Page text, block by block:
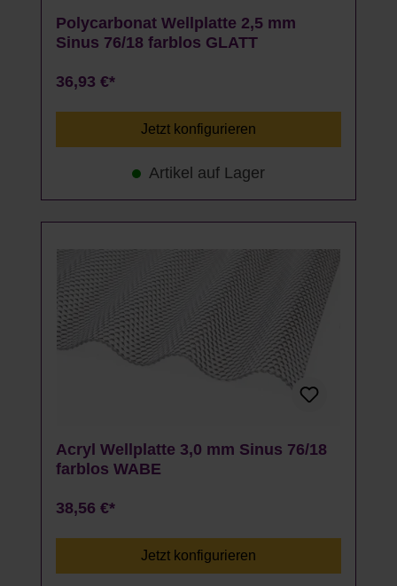
Polycarbonat Wellplatte 2,5 mm
Sinus 76/18 farblos GLATT
36,93 €*
Jetzt konfigurieren
Artikel auf Lager
Acryl Wellplatte 3,0 mm Sinus 76/18
farblos WABE
38,56 €*
Jetzt konfigurieren